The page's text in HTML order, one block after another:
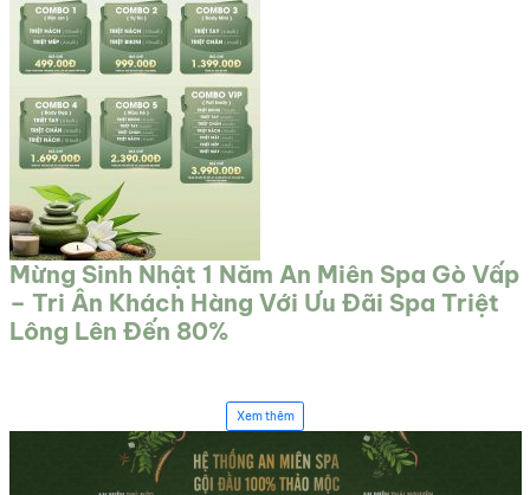
Mừng Sinh Nhật 1 Năm An Miên Spa Gò Vấp
– Tri Ân Khách Hàng Với Ưu Đãi Spa Triệt
Lông Lên Đến 80%
Xem thêm